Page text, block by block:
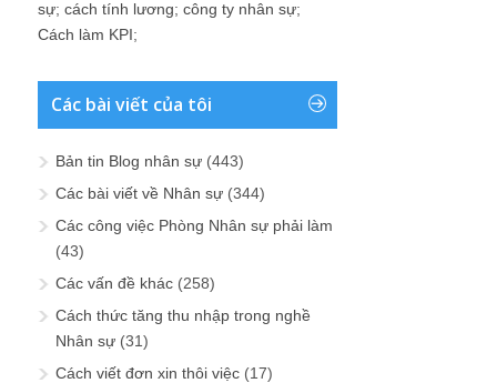
sự; cách tính lương; công ty nhân sự;
Cách làm KPI;
Các bài viết của tôi
Bản tin Blog nhân sự (443)
Các bài viết về Nhân sự (344)
Các công việc Phòng Nhân sự phải làm
(43)
Các vấn đề khác (258)
Cách thức tăng thu nhập trong nghề
Nhân sự (31)
Cách viết đơn xin thôi việc (17)